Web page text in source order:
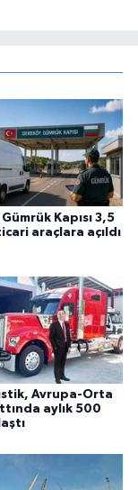
Kapısı 3,5
araçlara açıldı
Avrupa-Orta
aylık 500